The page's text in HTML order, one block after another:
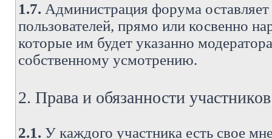
1.7. Администрация форума
пользователей, прямо или косвенно
которые им будет указанно
собственному усмотрению.
2. Права и обязанности
2.1. У каждого участника есть свое